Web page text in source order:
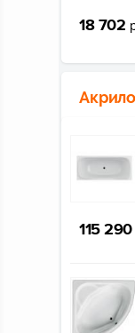
18 702
115 290